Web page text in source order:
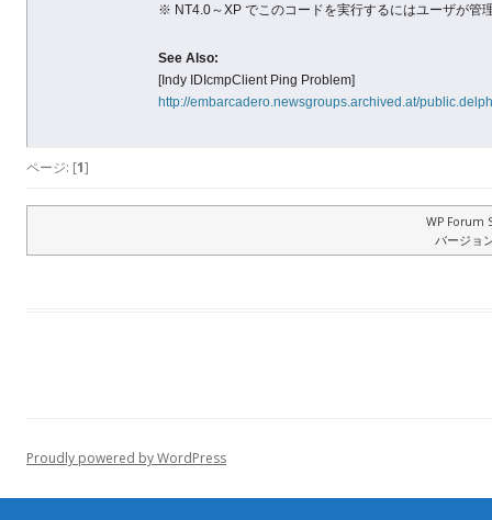
※ NT4.0～XP でこのコードを実行するにはユーザが管
See Also:
[Indy IDIcmpClient Ping Problem]
http://embarcadero.newsgroups.archived.at/
ページ: [1]
WP Forum
バージョ
Proudly powered by WordPress